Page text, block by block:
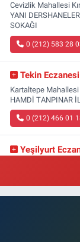
Cevizlik Mahallesi
YANI
SOKAĞI
0 (212) 583 28
Tekin Eczanesi
Kartaltepe
HAMDİ TANPINAR
0 (212) 466 01
Yeşilyurt
Şenlikköy Mahallesi